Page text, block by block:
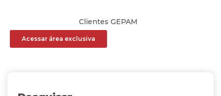
Clientes GEPAM
Acessar área exclusiva